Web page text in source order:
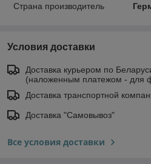
Страна производитель
Условия доставки
Доставка курьером по
(наложенным платежом - для
Доставка транспортной
Доставка "Самовывоз"
Все условия доставки